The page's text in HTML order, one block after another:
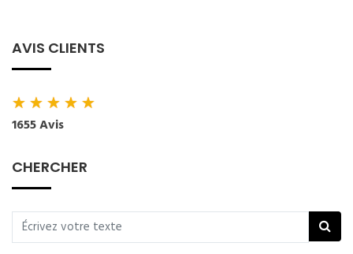
AVIS CLIENTS
★★★★★
1655 Avis
CHERCHER